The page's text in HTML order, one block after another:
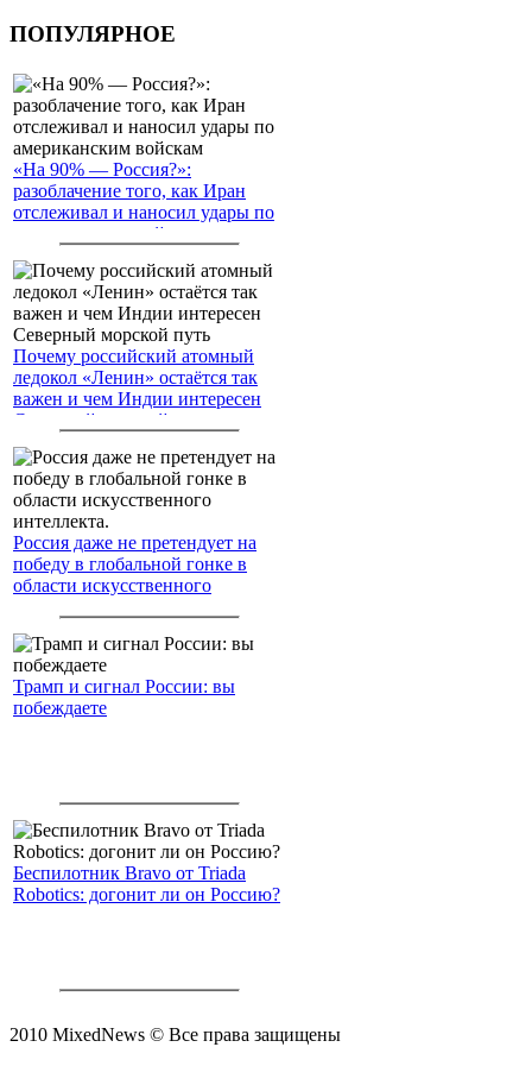
ПОПУЛЯРНОЕ
«На 90% — Россия?»:
разоблачение того, как Иран
отслеживал и наносил удары по
американским войскам
Почему российский атомный
ледокол «Ленин» остаётся так
важен и чем Индии интересен
Северный морской путь
Россия даже не претендует на
победу в глобальной гонке в
области искусственного
Трамп и сигнал России: вы
побеждаете
Беспилотник Bravo от Triada
Robotics: догонит ли он Россию?
2010 MixedNews © Все права защищены